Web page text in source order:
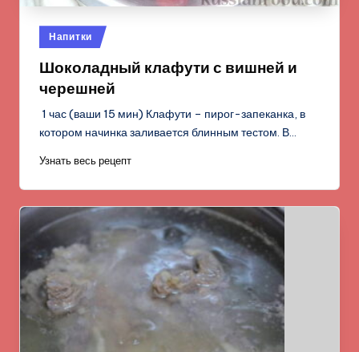
Опубликовано
в
Напитки
Шоколадный клафути с вишней и
черешней
1 час (ваши 15 мин) Клафути – пирог-запеканка, в
котором начинка заливается блинным тестом. В…
Узнать весь рецепт